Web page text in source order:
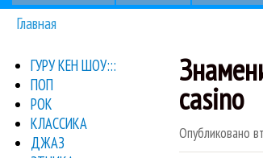
Вы здесь
Главная
casino
Опубликовано
ГУРУ КЕН ШОУ:::
ПОП
РОК
КЛАССИКА
ДЖАЗ